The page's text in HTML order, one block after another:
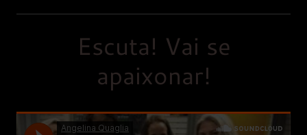
Escuta! Vai se
apaixonar!